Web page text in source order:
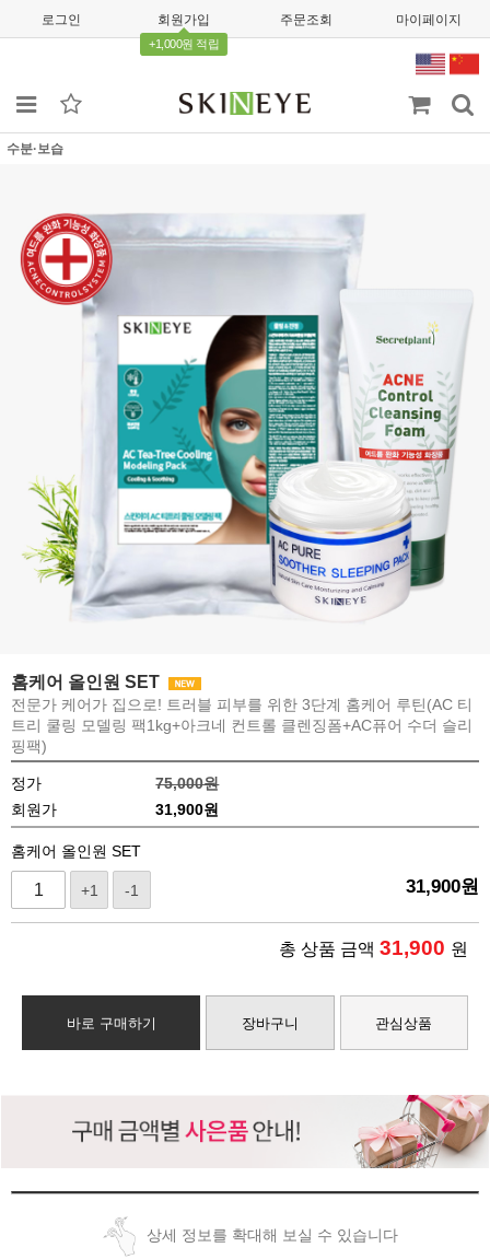
로그인 회원가입
+1,000원 적립
주문조회 마이페이지
수분·보습
홈케어 올인원 SET
전문가 케어가 집으로! 트러블 피부를 위한 3단계 홈케어 루틴(AC 티
트리 쿨링 모델링 팩1kg+아크네 컨트롤 클렌징폼+AC퓨어 수더 슬리
핑팩)
정가
75,000원
회원가
31,900원
홈케어 올인원 SET
+1 -1 31,900원
총 상품 금액 31,900 원
바로 구매하기 장바구니 관심상품
상세 정보를 확대해 보실 수 있습니다